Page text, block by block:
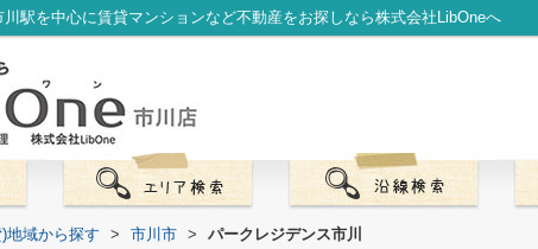
駅を中心に賃貸マンションなど不動産をお探しなら株式会社LibOneへ
地域から探す > 市川市 > パークレジデンス市川